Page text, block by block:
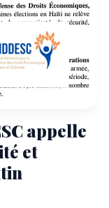
appelle
et